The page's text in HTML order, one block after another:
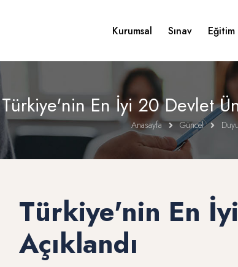
Kurumsal Sınav
Türkiye'nin En İyi 20 Devlet
Anasayfa Güncel
Türkiye'nin En
Açıklandı